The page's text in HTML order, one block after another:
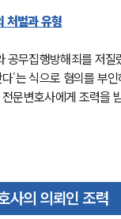
처벌과 유형
공무집행방해죄를 저질
’는 식으로 혐의를 부
문변호사에게 조력을
사의 의뢰인 조력